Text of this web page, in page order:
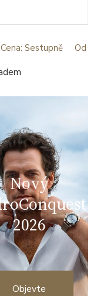
Cena: Sestupně Od
Nový
2026
Objevte